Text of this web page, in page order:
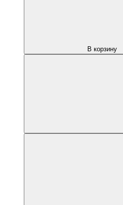
В корзину